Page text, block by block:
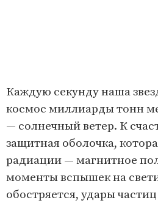
Каждую секунду наша
космос миллиарды тонн
— солнечный ветер. К
защитная оболочка,
радиации — магнитное
моменты вспышек на
обостряется, удары